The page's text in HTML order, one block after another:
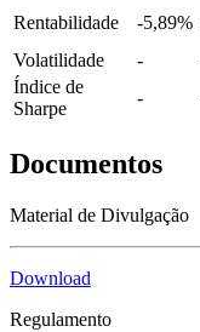
Rentabilidade
-5,89%
Volatilidade
-
Índice de
Sharpe
-
Documentos
Material de Divulgação
Download
Regulamento